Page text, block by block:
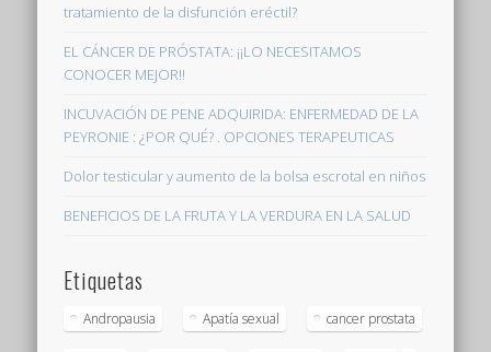
tratamiento de la disfunción eréctil?
EL CÁNCER DE PRÓSTATA: ¡¡LO NECESITAMOS
CONOCER MEJOR!!
INCUVACIÓN DE PENE ADQUIRIDA: ENFERMEDAD DE LA
PEYRONIE : ¿POR QUÉ? . OPCIONES TERAPEUTICAS
Dolor testicular y aumento de la bolsa escrotal en niños
BENEFICIOS DE LA FRUTA Y LA VERDURA EN LA SALUD
Etiquetas
Andropausia Apatía sexual cancer prostata